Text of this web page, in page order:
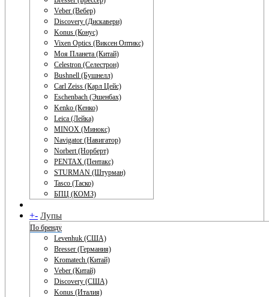
Veber (Вебер)
Discovery (Дискавери)
Konus (Конус)
Vixen Optics (Виксен Оптикс)
Моя Планета (Китай)
Celestron (Селестрон)
Bushnell (Бушнелл)
Carl Zeiss (Карл Цейс)
Eschenbach (Эшенбах)
Kenko (Кенко)
Leica (Лейка)
MINOX (Минокс)
Navigator (Навигатор)
Norbert (Норберт)
PENTAX (Пентакс)
STURMAN (Штурман)
Tasco (Таско)
БПЦ (КОМЗ)
+- Лупы
По бренду
Levenhuk (США)
Bresser (Германия)
Kromatech (Китай)
Veber (Китай)
Discovery (США)
Konus (Италия)